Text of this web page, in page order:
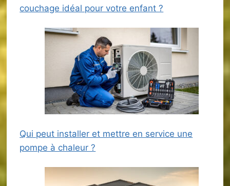
couchage idéal pour votre enfant ?
Qui peut installer et mettre en service une
pompe à chaleur ?